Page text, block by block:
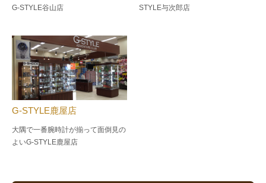
G-STYLE谷山店
STYLE与次郎店
G-STYLE鹿屋店
大隅で一番腕時計が揃って面倒見の
よいG-STYLE鹿屋店